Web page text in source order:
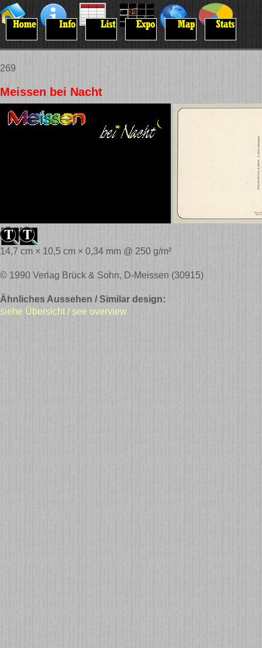
269
Meissen bei Nacht
14,7 cm × 10,5 cm × 0,34 mm @ 250 g/m²
© 1990 Verlag Brück & Sohn, D-Meissen (30915)
Ähnliches Aussehen / Similar design:
siehe Übersicht / see overview